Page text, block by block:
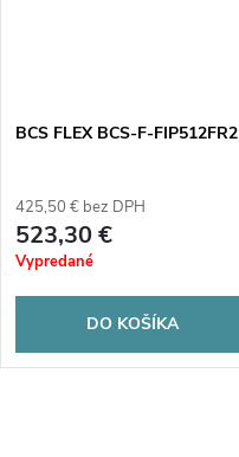
BCS FLEX BCS-F-FIP512FR2
425,50 € bez DPH
523,30 €
Vypredané
DO KOŠÍKA